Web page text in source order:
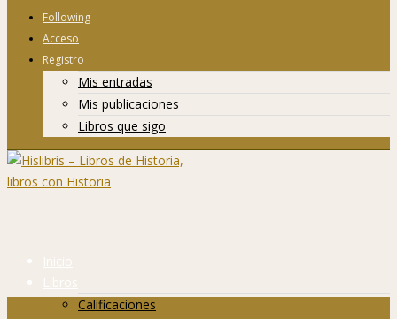
Following
Acceso
Registro
Mis entradas
Mis publicaciones
Libros que sigo
Inicio
Libros
Calificaciones